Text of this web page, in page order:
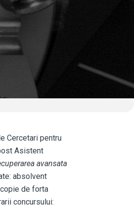
Cercetari pentru
Asistent
avansata
absolvent
de forta
concursului: